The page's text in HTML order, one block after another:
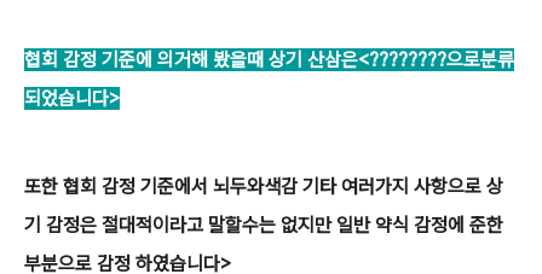
협회 감정 기준에 의거해 봤을때 상기 산삼은<????????으로분류
되었습니다>
또한 협회 감정 기준에서 뇌두와색감 기타 여러가지 사항으로 상
기 감정은 절대적이라고 말할수는 없지만 일반 약식 감정에 준한
부분으로 감정 하였습니다>